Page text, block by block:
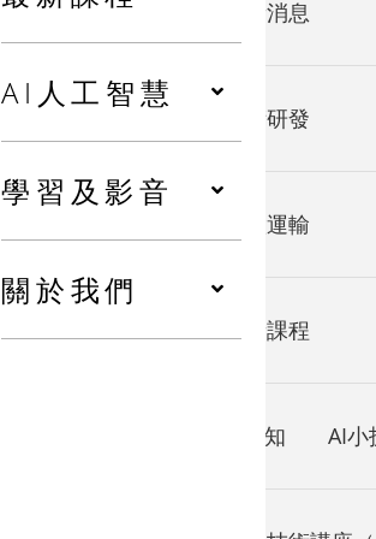
AI人工智慧
學習及影音
關於我們
最新消息 最新消息
技術研發 技術研發
智慧運輸
最新課程 最新課程
AI新知 AI小